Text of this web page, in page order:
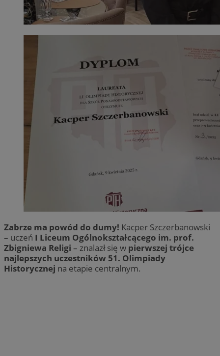
Zabrze ma powód do dumy! Kacper Szczerbanowski
– uczeń I Liceum Ogólnokształcącego im. prof.
Zbigniewa Religi – znalazł się w pierwszej trójce
najlepszych uczestników 51. Olimpiady
Historycznej na etapie centralnym.